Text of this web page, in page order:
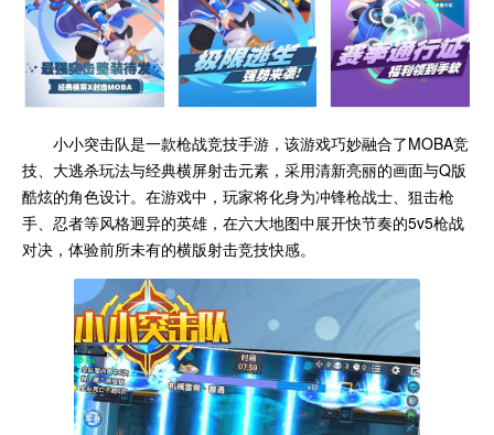
小小突击队是一款枪战竞技手游，该游戏巧妙融合了MOBA竞
技、大逃杀玩法与经典横屏射击元素，采用清新亮丽的画面与Q版
酷炫的角色设计。在游戏中，玩家将化身为冲锋枪战士、狙击枪
手、忍者等风格迥异的英雄，在六大地图中展开快节奏的5v5枪战
对决，体验前所未有的横版射击竞技快感。